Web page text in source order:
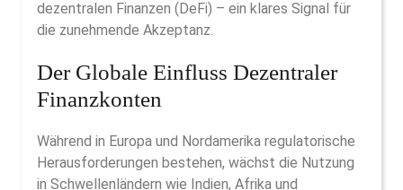
dezentralen Finanzen (DeFi) – ein klares Signal für
die zunehmende Akzeptanz.
Der Globale Einfluss Dezentraler
Finanzkonten
Während in Europa und Nordamerika regulatorische
Herausforderungen bestehen, wächst die Nutzung
in Schwellenländern wie Indien, Afrika und